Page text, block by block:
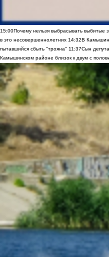
15:00Почему нельзя выбрасывать выбитые
в это несовершеннолетних 14:32В
пытавшийся сбыть "трояна" 11:37Сын
Камышинском районе близок к двум с